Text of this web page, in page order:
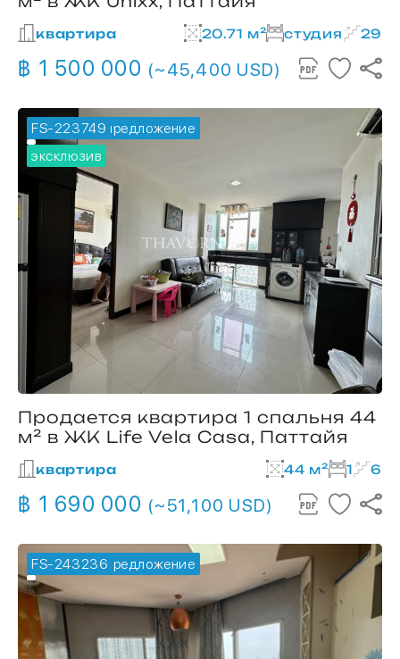
квартира 20.71 м² студия 29
฿ 1 500 000 (~45,400 USD)
FS-223749
🔥 горячее предложение
эксклюзив
Продается квартира 1 спальня 44
м² в ЖК Life Vela Casa, Паттайя
квартира 44 м² 1 6
฿ 1 690 000 (~51,100 USD)
FS-243236
🔥 горячее предложение